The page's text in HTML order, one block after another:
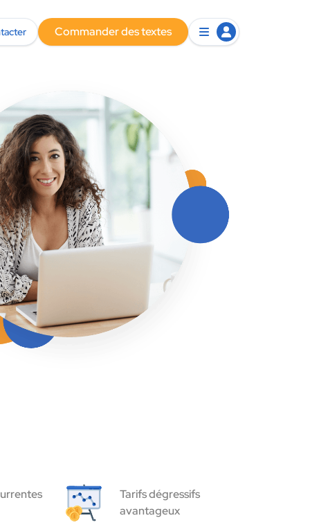
Commander des textes
Tarifs dégressifs
avantageux